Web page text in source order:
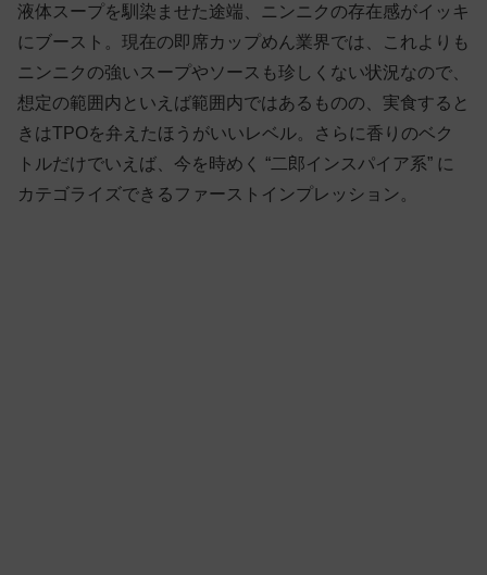
液体スープを馴染ませた途端、ニンニクの存在感がイッキ
にブースト。現在の即席カップめん業界では、これよりも
ニンニクの強いスープやソースも珍しくない状況なので、
想定の範囲内といえば範囲内ではあるものの、実食すると
きはTPOを弁えたほうがいいレベル。さらに香りのベク
トルだけでいえば、今を時めく “二郎インスパイア系” に
カテゴライズできるファーストインプレッション。